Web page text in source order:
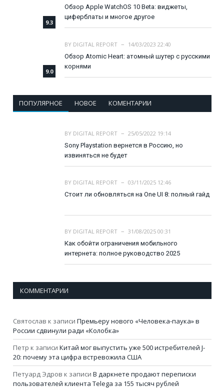
9.3
Обзор Apple WatchOS 10 Beta: виджеты,
циферблаты и многое другое
9.0
BY DIGITAL REPORT
14/03/2023 22:40
Обзор Atomic Heart: атомный шутер с русскими
корнями
ПОПУЛЯРНОЕ НОВОЕ КОМЕНТАРИИ
BY DIGITAL REPORT
25/05/2022 19:14
Sony Playstation вернется в Россию, но
извиняться не будет
BY DIGITAL REPORT
03/11/2025 12:46
Стоит ли обновляться на One UI 8: полный гайд
BY DIGITAL REPORT
31/08/2025 00:31
Как обойти ограничения мобильного
интернета: полное руководство 2025
КОММЕНТАРИИ
Святослав к записи Премьеру нового «Человека-паука» в
России сдвинули ради «Колобка»
Петр к записи Китай мог выпустить уже 500 истребителей J-
20: почему эта цифра встревожила США
Петуард Эдров к записи В даркнете продают переписки
пользователей клиента Telega за 155 тысяч рублей